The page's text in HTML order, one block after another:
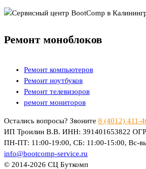
Ремонт моноблоков
Ремонт компьютеров
Ремонт ноутбуков
Ремонт телевизоров
ремонт мониторов
Остались вопросы? Звоните 8 (4012) 411-
ИП Троилин В.В. ИНН: 391401653822
ПН-ПТ: 11:00-19:00, СБ: 11:00-15:00, Вс-
info@bootcomp-service.ru
© 2014-2026 СЦ Буткомп